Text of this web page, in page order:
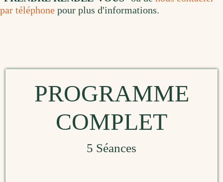
par téléphone pour plus d'informations.
PROGRAMME
COMPLET
5 Séances